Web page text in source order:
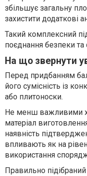
збільшує загальну
захистити додаткові
Такий комплексний
поєднання безпеки та
На що звернути
Перед придбанням
його сумісність із
або плитоноски.
Не менш важливими
матеріал
наявність
впливають як на
використання
Правильно